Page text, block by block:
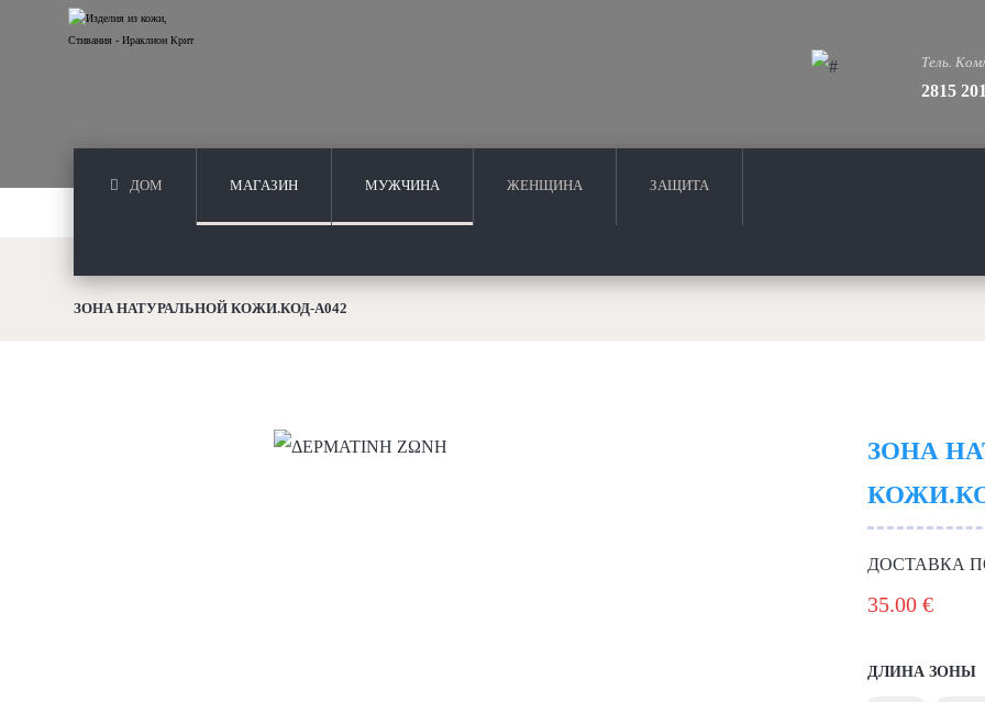
Тель.
2815
ДОМ МАГАЗИН МУЖЧИНА ЖЕНЩИНА ЗАЩИТА
ЗОНА НАТУРАЛЬНОЙ КОЖИ.КОД-A042
ЗОНА
ДОСТАВКА
35.00 €
ДЛИНА ЗОНЫ